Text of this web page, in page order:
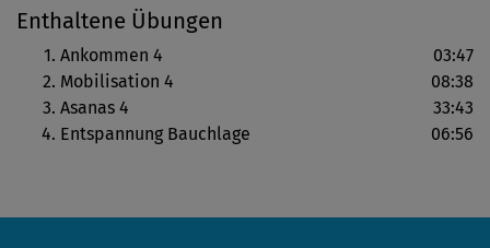
energiegeladener werden kannst. Nutze diese Einheit,
wann immer sie dir guttut und du ganz bei dir ankommen
möchtest.
Enthaltene Übungen
Ankommen 4
03:47
Mobilisation 4
08:38
Asanas 4
33:43
Entspannung Bauchlage
06:56